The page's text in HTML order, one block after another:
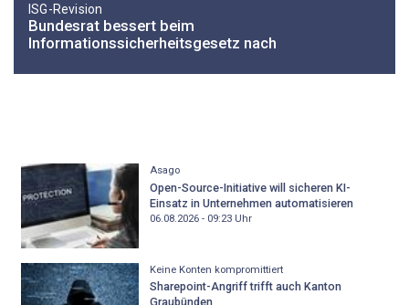
ISG-Revision
Bundesrat bessert beim
Informationssicherheitsgesetz nach
Asago
Open-Source-Initiative will sicheren KI-
Einsatz in Unternehmen automatisieren
06.08.2026 - 09:23Uhr
Keine Konten kompromittiert
Sharepoint-Angriff trifft auch Kanton
Graubünden